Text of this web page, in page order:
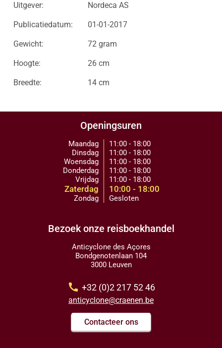
Uitgever: Nordeca AS
Publicatiedatum: 01-01-2017
Gewicht: 72 gram
Hoogte: 26 cm
Breedte: 14 cm
Openingsuren
Maandag
Dinsdag
Woensdag
Donderdag
Vrijdag
Zaterdag
Zondag
11:00 - 18:00
11:00 - 18:00
11:00 - 18:00
11:00 - 18:00
11:00 - 18:00
10:00 - 18:00
Gesloten
Bezoek onze reisboekhandel
Anticyclone des Açores
Bondgenotenlaan 104
3000 Leuven
call +32 (0)2 217 52 46
anticyclone@craenen.be
Contacteer ons